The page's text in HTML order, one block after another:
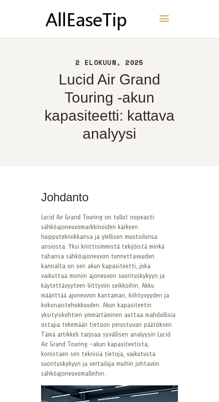
2 ELOKUUN, 2025
Lucid Air Grand
Touring -akun
kapasiteetti: kattava
analyysi
AllEaseTip
NOIN
YHTEYS
POLITIIKKA
SUOMI
Johdanto
Lucid Air Grand Touring on tullut nopeasti
sähköajoneuvomarkkinoiden kärkeen
huipputekniikkansa ja ylellisen muotoilunsa
ansiosta. Yksi kriittisimmistä tekijöistä minkä
tahansa sähköajoneuvon tunnettavuuden
kannalta on sen akun kapasiteetti, joka
vaikuttaa moniin ajoneuvon suorituskykyyn ja
käytettävyyteen liittyviin seikkoihin. Akku
määrittää ajoneuvon kantaman, kiihtyvyyden ja
kokonaistehokkuuden. Akun kapasiteetin
yksityiskohtien ymmärtäminen auttaa mahdollisia
ostajia tekemään tietoon perustuvan päätöksen.
Tämä artikkeli tarjoaa syvällisen analyysin Lucid
Air Grand Touring -akun kapasiteetista,
korostaen sen teknisiä tietoja, vaikutusta
suorituskykyyn ja vertailuja muihin johtaviin
sähköajoneuvomalleihin.